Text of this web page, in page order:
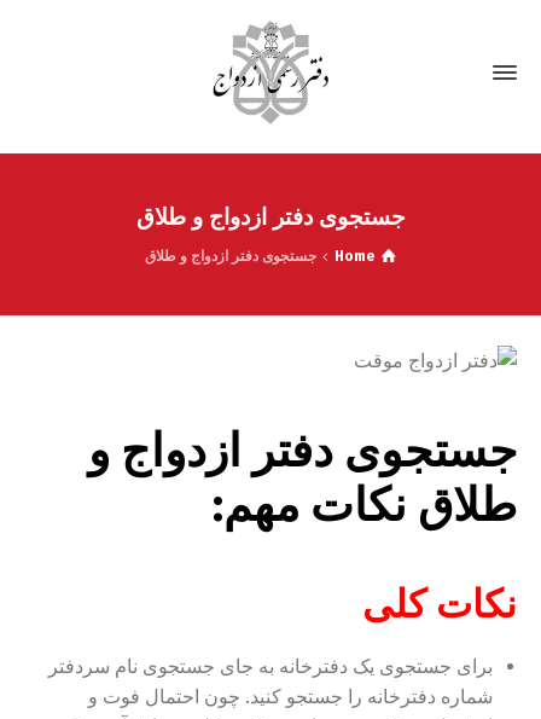
جستجوی دفتر ازدواج و طلاق
Home جستجوی دفتر ازدواج و طلاق
جستجوی دفتر ازدواج و
طلاق نکات مهم:
نکات کلی
برای جستجوی یک دفترخانه به جای جستجوی نام سردفتر
شماره دفترخانه را جستجو کنید. چون احتمال فوت و